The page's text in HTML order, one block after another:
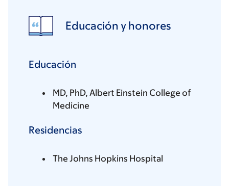
Educación y honores
Educación
MD, PhD, Albert Einstein College of
Medicine
Residencias
The Johns Hopkins Hospital